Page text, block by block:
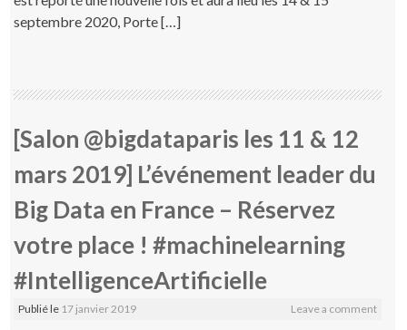
septembre 2020, Porte […]
[Salon @bigdataparis les 11 & 12
mars 2019] L’événement leader du
Big Data en France – Réservez
votre place ! #machinelearning
#IntelligenceArtificielle
Publié le 17 janvier 2019 Leave a comment